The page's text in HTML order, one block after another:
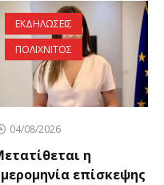
ΕΚΔΗΛΩΣΕΙΣ
ΠΟΛΙΧΝΙΤΟΣ
04/08/2026
η
επίσκεψης